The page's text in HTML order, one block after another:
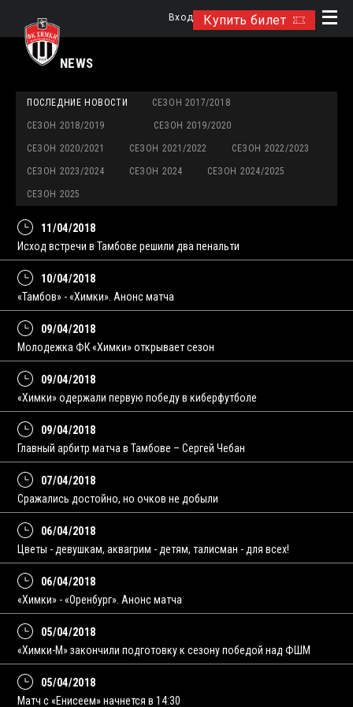
Купить билет
Вход
NEWS
ПОСЛЕДНИЕ НОВОСТИ СЕЗОН 2017/2018
СЕЗОН 2018/2019 СЕЗОН 2019/2020
СЕЗОН 2020/2021 СЕЗОН 2021/2022 СЕЗОН 2022/2023
СЕЗОН 2023/2024 СЕЗОН 2024 СЕЗОН 2024/2025
СЕЗОН 2025
11/04/2018
Исход встречи в Тамбове решили два пенальти
10/04/2018
«Тамбов» - «Химки». Анонс матча
09/04/2018
Молодежка ФК «Химки» открывает сезон
09/04/2018
«Химки» одержали первую победу в киберфутболе
09/04/2018
Главный арбитр матча в Тамбове – Сергей Чебан
07/04/2018
Сражались достойно, но очков не добыли
06/04/2018
Цветы - девушкам, аквагрим - детям, талисман - для всех!
06/04/2018
«Химки» - «Оренбург». Анонс матча
05/04/2018
«Химки-М» закончили подготовку к сезону победой над ФШМ
05/04/2018
Матч с «Енисеем» начнется в 14:30